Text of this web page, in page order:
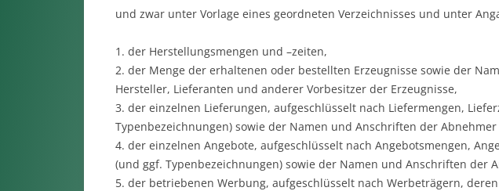
und zwar unter Vorlage eines geordneten Verzeichnisses und unter
1. der Herstellungsmengen und –zeiten,
2. der Menge der erhaltenen oder bestellten Erzeugnisse sowie der
Hersteller, Lieferanten und anderer Vorbesitzer der Erzeugnisse,
3. der einzelnen Lieferungen, aufgeschlüsselt nach Liefermengen,
Typenbezeichnungen) sowie der Namen und Anschriften der
4. der einzelnen Angebote, aufgeschlüsselt nach Angebotsmengen,
(und ggf. Typenbezeichnungen) sowie der Namen und Anschriften der
5. der betriebenen Werbung, aufgeschlüsselt nach Werbeträgern,